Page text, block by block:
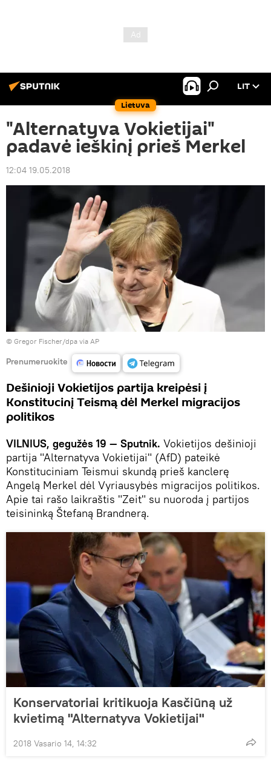
Lietuva
LIT
"Alternatyva Vokietijai"
padavė ieškinį prieš Merkel
12:04 19.05.2018
© Gregor Fischer/dpa via AP
Prenumeruokite
Dešinioji Vokietijos partija kreipėsi į
Konstitucinį Teismą dėl Merkel migracijos
politikos
VILNIUS, gegužės 19 — Sputnik. Vokietijos dešinioji
partija "Alternatyva Vokietijai" (AfD) pateikė
Konstituciniam Teismui skundą prieš kanclerę
Angelą Merkel dėl Vyriausybės migracijos politikos.
Apie tai rašo laikraštis "Zeit" su nuoroda į partijos
teisininką Štefaną Brandnerą.
Konservatoriai kritikuoja Kasčiūną už
kvietimą "Alternatyva Vokietijai"
2018 Vasario 14, 14:32